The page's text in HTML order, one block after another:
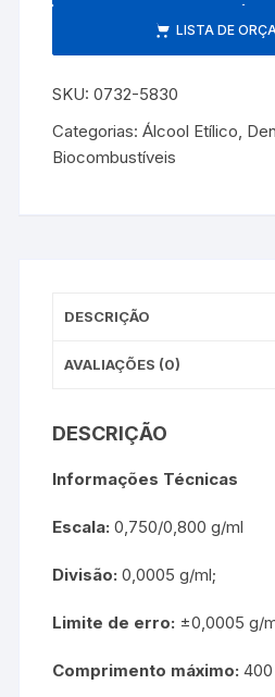
LISTA DE
SKU:0732-5830
Categorias:Álcool Etílico
Biocombustíveis
DESCRIÇÃO
AVALIAÇÕES (0)
DESCRIÇÃO
Informações Técnicas
Escala: 0,750/0,800 g/ml
Divisão: 0,0005 g/ml;
Limite de erro: ±0,0005 g/
Comprimento máximo: